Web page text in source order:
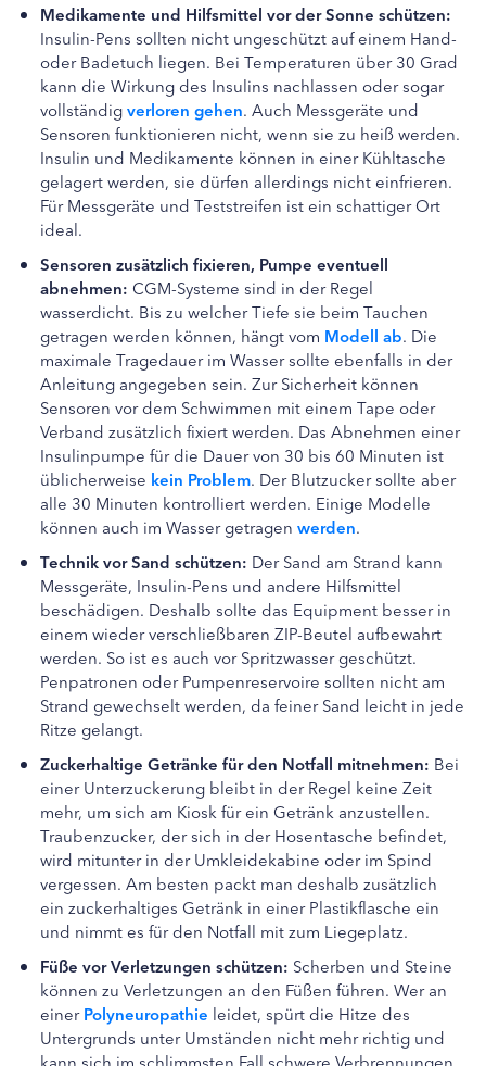
Medikamente und Hilfsmittel vor der Sonne schützen:
Insulin-Pens sollten nicht ungeschützt auf einem Hand-
oder Badetuch liegen. Bei Temperaturen über 30 Grad
kann die Wirkung des Insulins nachlassen oder sogar
vollständigverloren gehen. Auch Messgeräte und
Sensoren funktionieren nicht, wenn sie zu heiß werden.
Insulin und Medikamente können in einer Kühltasche
gelagert werden, sie dürfen allerdings nicht einfrieren.
Für Messgeräte und Teststreifen ist ein schattiger Ort
ideal.
Sensoren zusätzlich fixieren, Pumpe eventuell
abnehmen: CGM-Systeme sind in der Regel
wasserdicht. Bis zu welcher Tiefe sie beim Tauchen
getragen werden können, hängt vom Modell ab. Die
maximale Tragedauer im Wasser sollte ebenfalls in der
Anleitung angegeben sein. Zur Sicherheit können
Sensoren vor dem Schwimmen mit einem Tape oder
Verband zusätzlich fixiert werden. Das Abnehmen einer
Insulinpumpe für die Dauer von 30 bis 60 Minuten ist
üblicherweise kein Problem. Der Blutzucker sollte aber
alle 30 Minuten kontrolliert werden. Einige Modelle
können auch im Wasser getragen werden.
Technik vor Sand schützen: Der Sand am Strand kann
Messgeräte, Insulin-Pens und andere Hilfsmittel
beschädigen. Deshalb sollte das Equipment besser in
einem wieder verschließbaren ZIP-Beutel aufbewahrt
werden. So ist es auch vor Spritzwasser geschützt.
Penpatronen oder Pumpenreservoire sollten nicht am
Strand gewechselt werden, da feiner Sand leicht in jede
Ritze gelangt.
Zuckerhaltige Getränke für den Notfall mitnehmen: Bei
einer Unterzuckerung bleibt in der Regel keine Zeit
mehr, um sich am Kiosk für ein Getränk anzustellen.
Traubenzucker, der sich in der Hosentasche befindet,
wird mitunter in der Umkleidekabine oder im Spind
vergessen. Am besten packt man deshalb zusätzlich
ein zuckerhaltiges Getränk in einer Plastikflasche ein
und nimmt es für den Notfall mit zum Liegeplatz.
Füße vor Verletzungen schützen: Scherben und Steine
können zu Verletzungen an den Füßen führen. Wer an
einerPolyneuropathie leidet, spürt die Hitze des
Untergrunds unter Umständen nicht mehr richtig und
kann sich im schlimmsten Fall schwere Verbrennungen